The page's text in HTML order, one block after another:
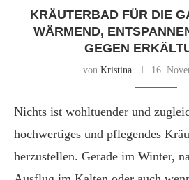
KRÄUTERBAD FÜR DIE
WÄRMEND,
GEGEN
von Kristina 16.
Nichts ist wohltuender und
hochwertiges und pflegendes
herzustellen. Gerade im Winter,